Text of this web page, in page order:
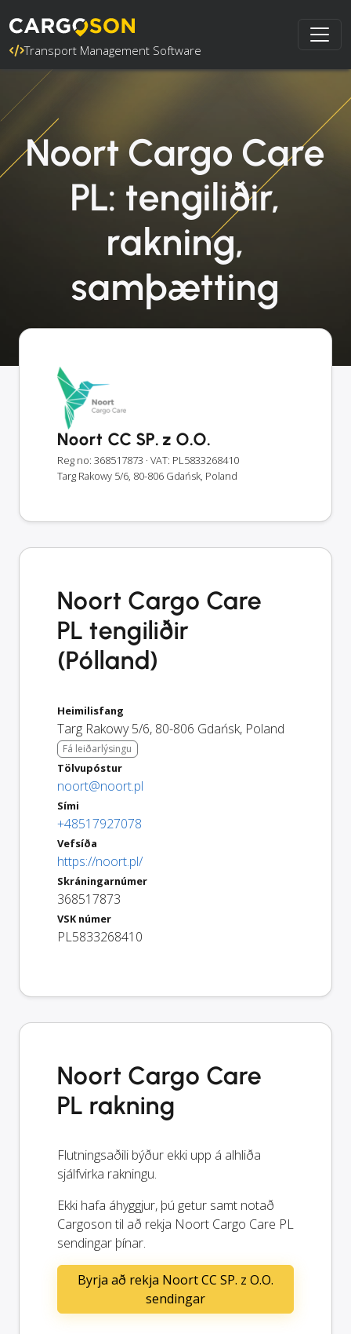
Transport Management Software
Noort Cargo Care
PL: tengiliðir,
rakning,
samþætting
Noort CC SP. z O.O.
Reg no: 368517873 · VAT: PL5833268410
Targ Rakowy 5/6, 80-806 Gdańsk, Poland
Noort Cargo Care
PL tengiliðir
(Pólland)
Heimilisfang
Targ Rakowy 5/6, 80-806 Gdańsk, Poland
Fá leiðarlýsingu
Tölvupóstur
noort@noort.pl
Sími
+48517927078
Vefsíða
https://noort.pl/
Skráningarnúmer
368517873
VSK númer
PL5833268410
Noort Cargo Care
PL rakning
Flutningsaðili býður ekki upp á alhliða
sjálfvirka rakningu.
Ekki hafa áhyggjur, þú getur samt notað
Cargoson til að rekja Noort Cargo Care PL
sendingar þínar.
Byrja að rekja Noort CC SP. z O.O.
sendingar